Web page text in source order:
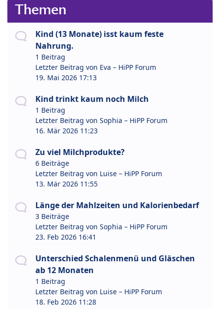
Themen
Kind (13 Monate) isst kaum feste
Nahrung.
1 Beitrag
Letzter Beitrag von Eva – HiPP Forum
19. Mai 2026 17:13
Kind trinkt kaum noch Milch
1 Beitrag
Letzter Beitrag von Sophia – HiPP Forum
16. Mär 2026 11:23
Zu viel Milchprodukte?
6 Beiträge
Letzter Beitrag von Luise – HiPP Forum
13. Mär 2026 11:55
Länge der Mahlzeiten und Kalorienbedarf
3 Beiträge
Letzter Beitrag von Sophia – HiPP Forum
23. Feb 2026 16:41
Unterschied Schalenmenü und Gläschen
ab 12 Monaten
1 Beitrag
Letzter Beitrag von Luise – HiPP Forum
18. Feb 2026 11:28